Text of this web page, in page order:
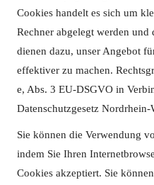
Cookies handelt es sich um
Rechner abgelegt werden
dienen dazu, unser Angebot
effektiver zu machen.
e, Abs. 3 EU-DSGVO in
Datenschutzgesetz
Sie können die Verwendung
indem Sie Ihren
Cookies akzeptiert. Sie